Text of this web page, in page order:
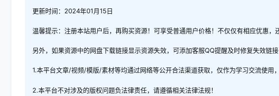
更新时间：2024年01月15日
温馨提示：注册本站用户后，再购买资源！可享受普通用户价格！不仅仅有相应优惠，
另外，如果资源中的网盘下载链接显示资源失效，可添加客服QQ提醒及时修复失效链接
1.本平台文章/视频/模版/素材等均通过网络等公开合法渠道获取，仅作为学习交流使用
2.本平台不对涉及的版权问题负法律责任，请遵循相关法律法规！